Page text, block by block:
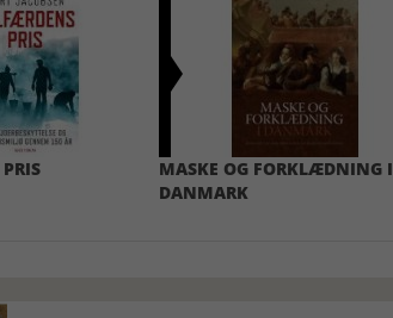
MASKE OG FORKLÆDNING I
DANMARK